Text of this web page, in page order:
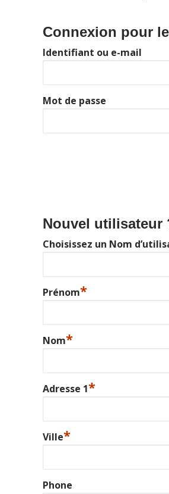
Connexion pour
Identifiant ou e-mail
Mot de passe
Nouvel utilisateur
Choisissez un Nom
Prénom*
Nom*
Adresse 1*
Ville*
Phone